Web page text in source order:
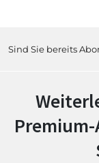
Sind Sie bereits